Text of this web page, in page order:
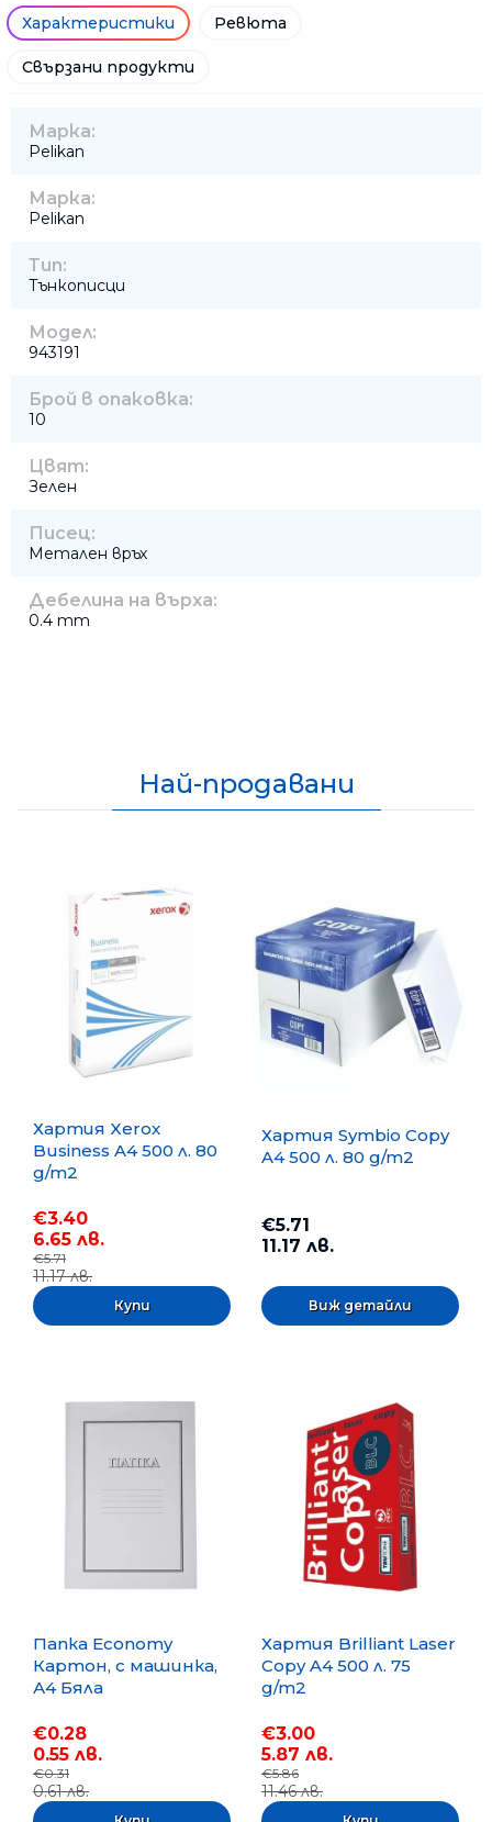
Характеристики Ревюта
Свързани продукти
Марка:
Pelikan
Марка:
Pelikan
Тип:
Тънкописци
Модел:
943191
Брой в опаковка:
10
Цвят:
Зелен
Писец:
Метален връх
Дебелина на върха:
0.4 mm
Най-продавани
Хартия Xerox
Business A4 500 л. 80
g/m2
€3.40
6.65 лв.
€5.71
11.17 лв.
Хартия Symbio Copy
A4 500 л. 80 g/m2
€5.71
11.17 лв.
Виж детайли
Папка Economy
Картон, с машинка,
А4 Бяла
€0.28
0.55 лв.
€0.31
0.61 лв.
Хартия Brilliant Laser
Copy A4 500 л. 75
g/m2
€3.00
5.87 лв.
€5.86
11.46 лв.